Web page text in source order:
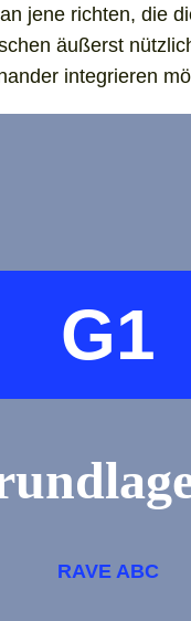
jene richten, die
äußerst
integrieren
G1
RAVE ABC